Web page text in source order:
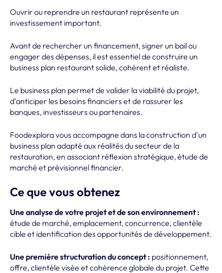
Ouvrir ou reprendre un restaurant représente un
investissement important.
Avant de rechercher un financement, signer un bail ou
engager des dépenses, il est essentiel de construire un
business plan restaurant solide, cohérent et réaliste.
Le business plan permet de valider la viabilité du projet,
d'anticiper les besoins financiers et de rassurer les
banques, investisseurs ou partenaires.
Foodexplora vous accompagne dans la construction d'un
business plan adapté aux réalités du secteur de la
restauration, en associant réflexion stratégique, étude de
marché et prévisionnel financier.
Ce que vous obtenez
Une analyse de votre projet et de son environnement :
étude de marché, emplacement, concurrence, clientèle
cible et identification des opportunités de développement.
Une première structuration du concept : positionnement,
offre, clientèle visée et cohérence globale du projet. Cette